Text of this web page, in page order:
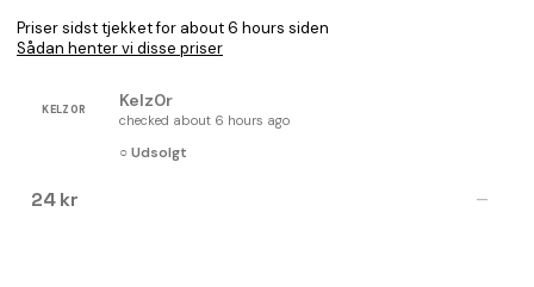
Priser sidst tjekket for about 6 hours siden
Sådan henter vi disse priser
KELZ0R Kelz0r
checked about 6 hours ago
○ Udsolgt
24 kr —